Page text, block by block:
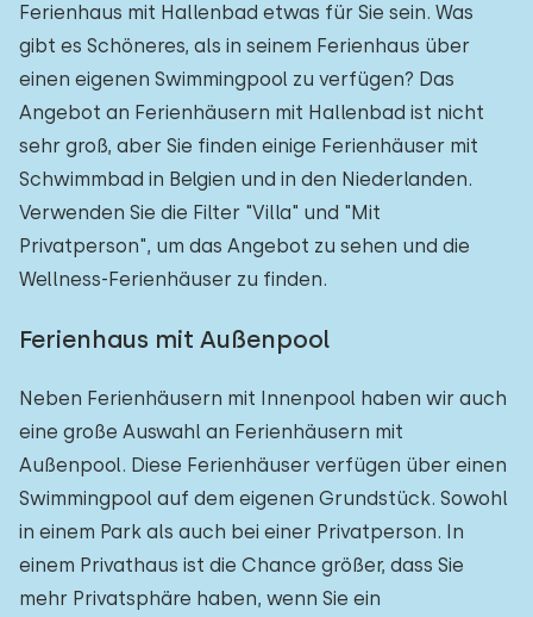
Ferienhaus mit Hallenbad etwas für Sie sein. Was
gibt es Schöneres, als in seinem Ferienhaus über
einen eigenen Swimmingpool zu verfügen? Das
Angebot an Ferienhäusern mit Hallenbad ist nicht
sehr groß, aber Sie finden einige Ferienhäuser mit
Schwimmbad in Belgien und in den Niederlanden.
Verwenden Sie die Filter "Villa" und "Mit
Privatperson", um das Angebot zu sehen und die
Wellness-Ferienhäuser zu finden.
Ferienhaus mit Außenpool
Neben Ferienhäusern mit Innenpool haben wir auch
eine große Auswahl an Ferienhäusern mit
Außenpool. Diese Ferienhäuser verfügen über einen
Swimmingpool auf dem eigenen Grundstück. Sowohl
in einem Park als auch bei einer Privatperson. In
einem Privathaus ist die Chance größer, dass Sie
mehr Privatsphäre haben, wenn Sie ein